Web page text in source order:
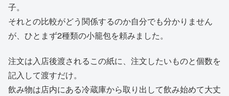
子。
それとの比較がどう関係するのか自分でも分かりません
が、ひとまず2種類の小籠包を頼みました。
注文は入店後渡されるこの紙に、注文したいものと個数を
記入して渡すだけ。
飲み物は店内にある冷蔵庫から取り出して飲み始めて大丈